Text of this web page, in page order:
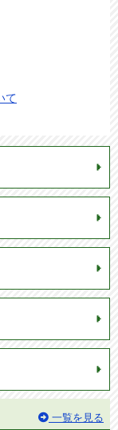
て
一覧を見る